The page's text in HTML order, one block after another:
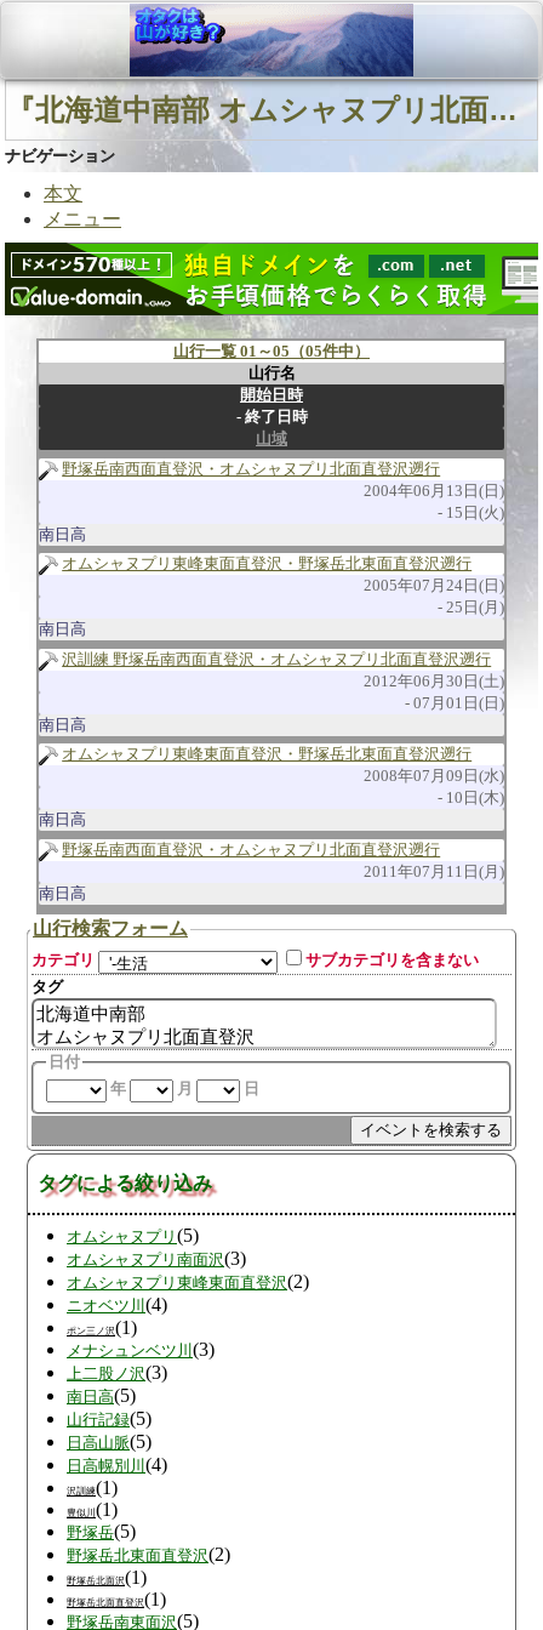
『北海道中南部 オムシャヌプリ北面直登沢』に関連する山行
ナビゲーション
本文
メニュー
山行一覧 01～05（05件中）
山行名
開始日時
終了日時
山域
野塚岳南西面直登沢・オムシャヌプリ北面直登沢遡行
2004年06月13日(日)
15日(火)
南日高
オムシャヌプリ東峰東面直登沢・野塚岳北東面直登沢遡行
2005年07月24日(日)
25日(月)
南日高
沢訓練 野塚岳南西面直登沢・オムシャヌプリ北面直登沢遡行
2012年06月30日(土)
07月01日(日)
南日高
オムシャヌプリ東峰東面直登沢・野塚岳北東面直登沢遡行
2008年07月09日(水)
10日(木)
南日高
野塚岳南西面直登沢・オムシャヌプリ北面直登沢遡行
2011年07月11日(月)
南日高
山行検索フォーム
カテゴリ
サブカテゴリを含まない
タグ
日付
年
月 日
タグによる絞り込み
オムシャヌプリ (5)
オムシャヌプリ南面沢(3)
オムシャヌプリ東峰東面直登沢(2)
ニオベツ川 (4)
ポン三ノ沢(1)
メナシュンベツ川 (3)
上二股ノ沢(3)
南日高(5)
山行記録(5)
日高山脈(5)
日高幌別川 (4)
沢訓練(1)
豊似川 (1)
野塚岳(5)
野塚岳北東面直登沢(2)
野塚岳北面沢(1)
野塚岳北面直登沢(1)
野塚岳南東面沢(5)